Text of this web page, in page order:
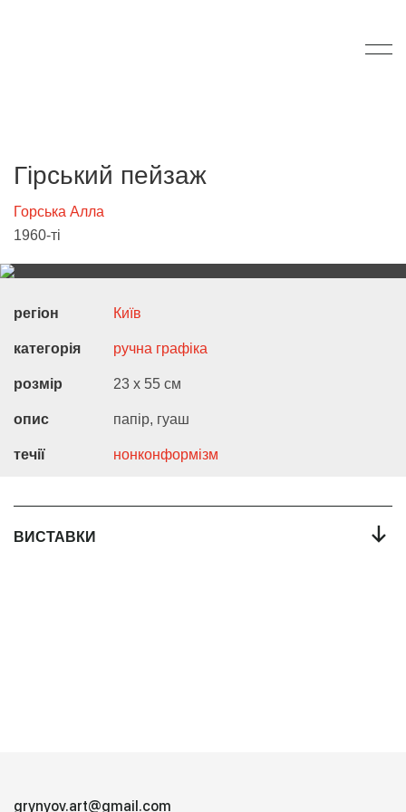
Гірський пейзаж
Горська Алла
1960-ті
регіон Київ
категорія ручна графіка
розмір 23 х 55 см
опис папір, гуаш
течії нонконформізм
ВИСТАВКИ ←
grynyov.art@gmail.com